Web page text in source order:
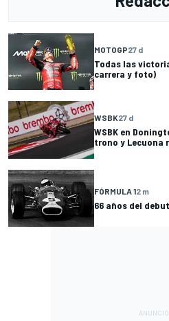
MOTOGP27 d
Todas las
carrera y foto)
WSBK27 d
WSBK en
trono y Lecuona
FÓRMULA 12 m
66 años del